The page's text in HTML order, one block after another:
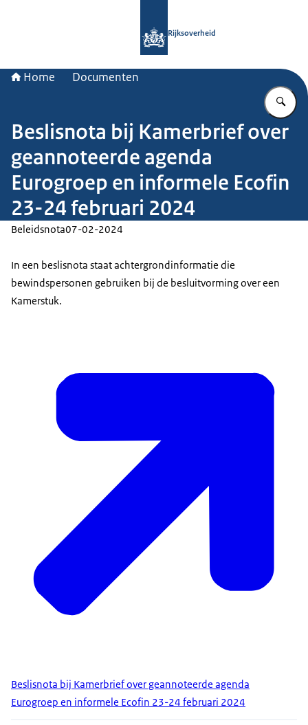
Rijksoverheid
Home Documenten
Beslisnota bij Kamerbrief over
geannoteerde agenda
Eurogroep en informele Ecofin
23-24 februari 2024
Beleidsnota07-02-2024
In een beslisnota staat achtergrondinformatie die
bewindspersonen gebruiken bij de besluitvorming over een
Kamerstuk.
Beslisnota bij Kamerbrief over geannoteerde agenda
Eurogroep en informele Ecofin 23-24 februari 2024